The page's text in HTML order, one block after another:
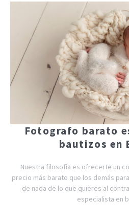
Fotografo barato
bautizos en
Nuestra filosofía es ofrecerte un
precio más barato que los demás
de nada de lo que quieres al
especialista en